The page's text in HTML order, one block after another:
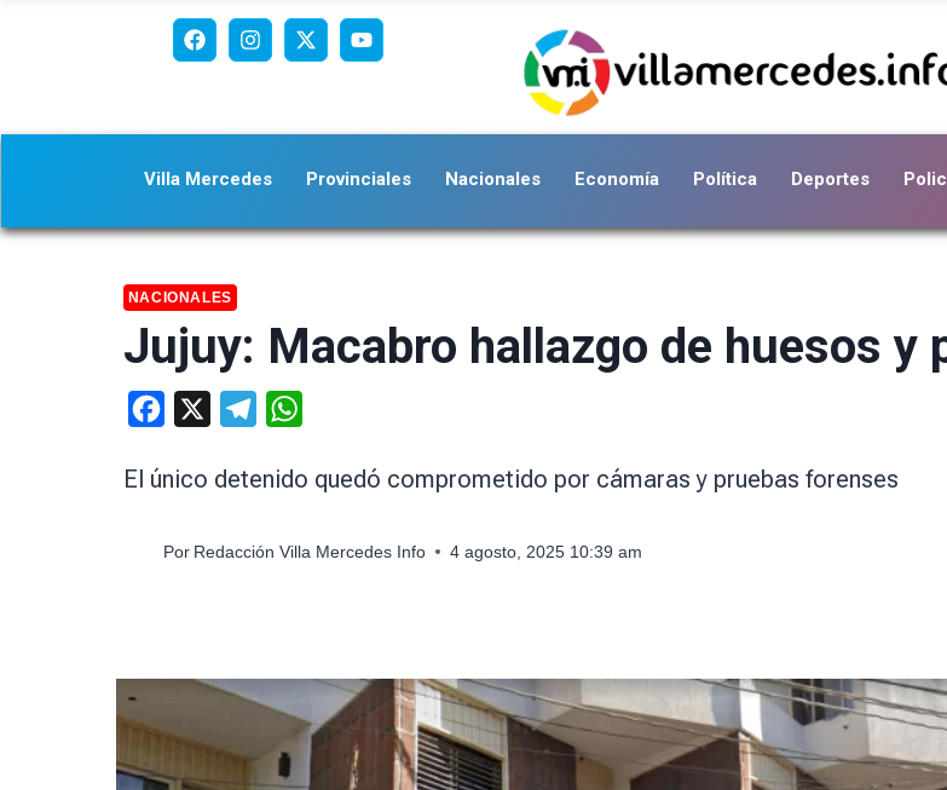
Villa Mercedes Provinciales Nacionales Economía Política Deportes
NACIONALES
Jujuy: Macabro hallazgo de huesos y
Facebook Telegram
El único detenido quedó comprometido por cámaras y pruebas forenses
Por Redacción Villa Mercedes Info 4 agosto, 2025 10:39 am